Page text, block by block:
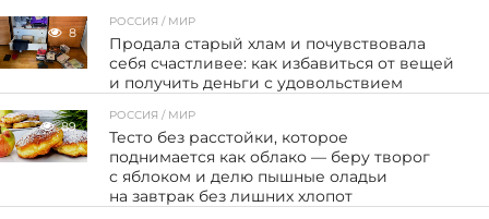
8
РОССИЯ / МИР
Продала старый хлам и почувствовала
себя счастливее: как избавиться от вещей
и получить деньги с удовольствием
89
РОССИЯ / МИР
Тесто без расстойки, которое
поднимается как облако — беру творог
с яблоком и делю пышные оладьи
на завтрак без лишних хлопот